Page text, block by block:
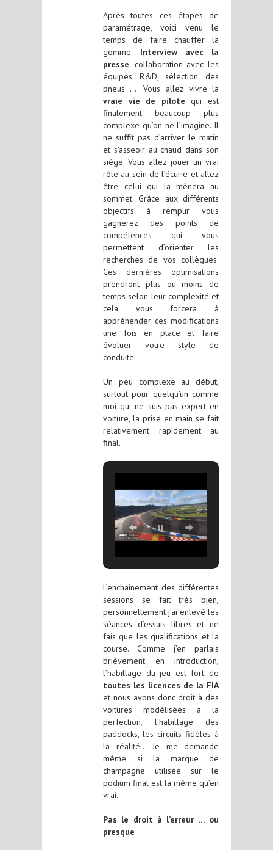
Après toutes ces étapes de
paramétrage, voici venu le
temps de faire chauffer la
gomme. Interview avec la
presse, collaboration avec les
équipes R&D, sélection des
pneus …. Vous allez vivre la
vraie vie de pilote qui est
finalement beaucoup plus
complexe qu’on ne l’imagine. Il
ne suffit pas d’arriver le matin
et s’asseoir au chaud dans son
siège. Vous allez jouer un vrai
rôle au sein de l’écurie et allez
être celui qui la mènera au
sommet. Grâce aux différents
objectifs à remplir vous
gagnerez des points de
compétences qui vous
permettent d’orienter les
recherches de vos collègues.
Ces dernières optimisations
prendront plus ou moins de
temps selon leur complexité et
cela vous forcera à
appréhender ces modifications
une fois en place et faire
évoluer votre style de
conduite.
Un peu complexe au début,
surtout pour quelqu’un comme
moi qui ne suis pas expert en
voiture, la prise en main se fait
relativement rapidement au
final.
L’enchainement des différentes
sessions se fait très bien,
personnellement j’ai enlevé les
séances d’essais libres et ne
fais que les qualifications et la
course. Comme j’en parlais
brièvement en introduction,
l’habillage du jeu est fort de
toutes les licences de la FIA
et nous avons donc droit à des
voitures modélisées à la
perfection, l’habillage des
paddocks, les circuits fidèles à
la réalité… Je me demande
même si la marque de
champagne utilisée sur le
podium final est la même qu’en
vrai.
Pas le droit à l’erreur … ou
presque